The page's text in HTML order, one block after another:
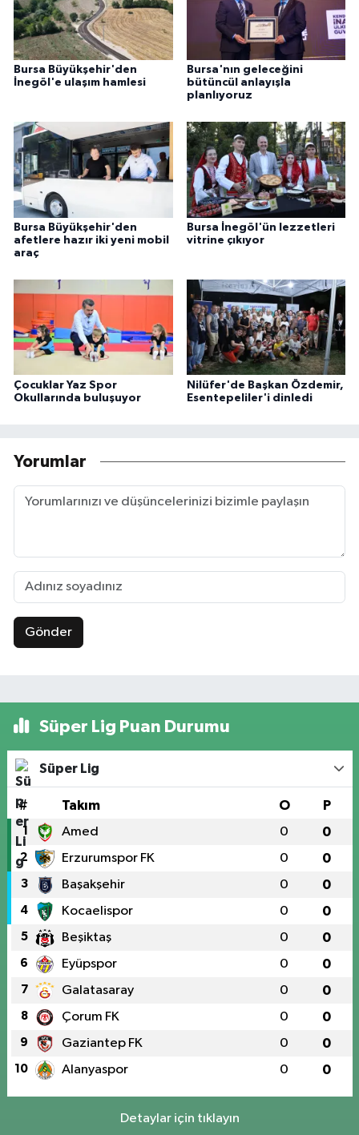
Bursa Büyükşehir'den
İnegöl'e ulaşım hamlesi
Bursa'nın geleceğini
bütüncül anlayışla
planlıyoruz
Bursa Büyükşehir'den
afetlere hazır iki yeni mobil
araç
Bursa İnegöl'ün lezzetleri
vitrine çıkıyor
Çocuklar Yaz Spor
Okullarında buluşuyor
Nilüfer'de Başkan Özdemir,
Esentepeliler'i dinledi
Yorumlar
Gönder
Süper Lig Puan Durumu
Süper Lig
# Takım O P
1 Amed 0 0
2 Erzurumspor FK 0 0
3 Başakşehir 0 0
4 Kocaelispor 0 0
5 Beşiktaş 0 0
6 Eyüpspor 0 0
7 Galatasaray 0 0
8 Çorum FK 0 0
9 Gaziantep FK 0 0
10 Alanyaspor 0 0
Detaylar için tıklayın